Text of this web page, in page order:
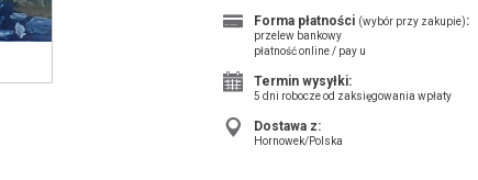
Forma płatności (wybór przy zakupie):
przelew bankowy
płatność online / pay u
Termin wysyłki:
5 dni robocze od zaksięgowania wpłaty
Dostawa z:
Hornowek/Polska